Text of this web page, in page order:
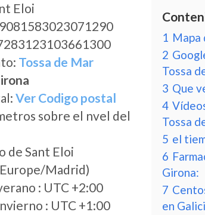
Eloi
Tossa de Mar
Ver Codigo postal
sobre el nvel del
de Sant Eloi
Madrid)
: UTC +2:00
: UTC +1:00
1 Mapa
2
Tossa
3 Que
4
Tossa
5 el
6
Girona:
7
en